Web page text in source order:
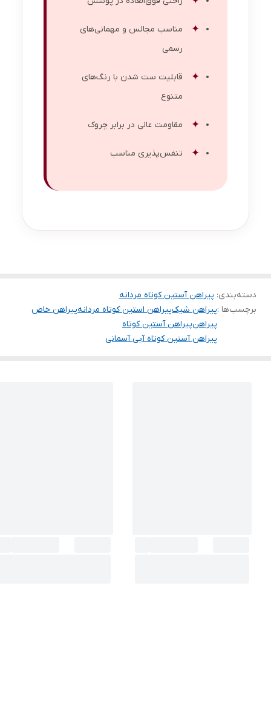
مناسب مجالس و مهمانی‌های
رسمی
قابلیت ست شدن با رنگ‌های
متنوع
مقاومت عالی در برابر چروک
تنفس‌پذیری مناسب
دسته‌بندی: پیراهن آستین کوتاه مردانه
برچسب‌ها :پیراهن شیکپیراهن استین کوتاه مردانهپیراهن خاص
پیراهنپیراهن آستین کوتاه
پیراهن آستین کوتاه آبی آسمانی